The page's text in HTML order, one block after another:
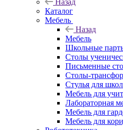
Назад
Каталог
Мебель
Назад
Мебель
Школьные
Столы
Письменные
Столы-
Стулья для
Мебель для
Лабораторная
Мебель для
Мебель для